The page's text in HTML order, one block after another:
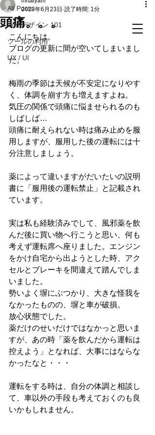
All Posts
Webデザイン 101
ツールの利用
UX / UI
頭痛。。。
2023年6月23日 読了時間: 1分
こんにちは。
ブログの更新に間が空いてしまいまし
た。
梅雨の季節は天候が不安定になりやす
く、体調を崩す方も増えますよね。
気圧の関係で頭痛に悩ませられるのも
しばしば…
頭痛に耐えられない時は痛み止めを服
用しますが、服用した後の運転には十
分注意しましょう。
薬によって違いますがだいたいの説明
書に「服用後の運転禁止」と記載され
ています。
実は私も経験済みでして、風邪薬を飲
んだ後に買い物へ行こうと思い、何も
考えず運転席へ座りました。エンジン
をかけ自宅から出ようとした時、アク
セルとブレーキを間違えて踏んでしま
いました。
勢いよく塀にぶつかり、大きな怪我を
なかったものの、塀と車が破損。
放心状態でした。
薬だけのせいだけではなかっと思いま
すが、あの時「薬を飲んだから運転は
控えよう」となれば、大事にはならな
かったなと・・・
運転をする時は、自分の体調と相談し
て、車以外の手段も考えておくのも良
いかもしれません。